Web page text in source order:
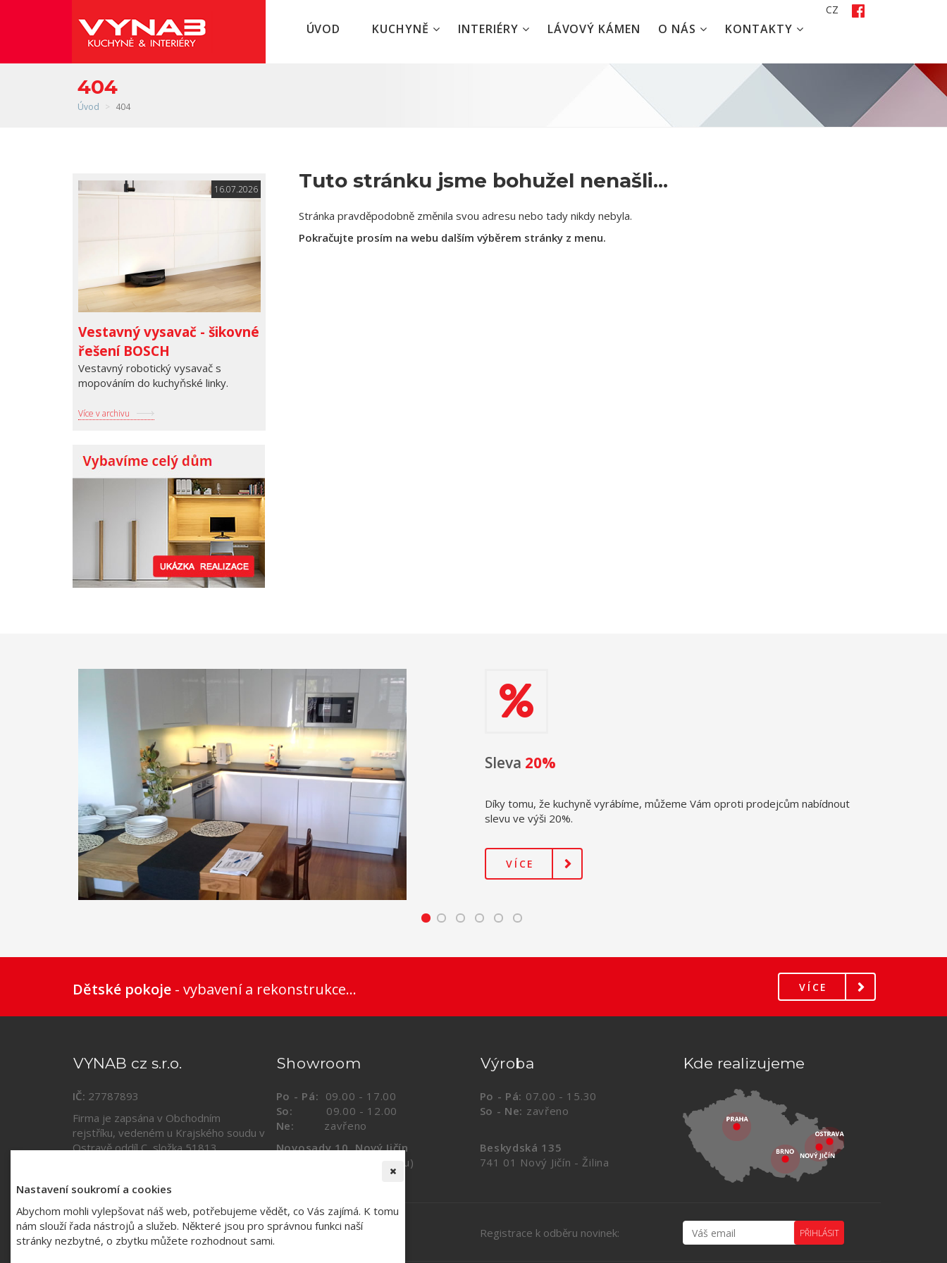
Nastavení soukromí a cookies
Abychom mohli vylepšovat náš web, potřebujeme vědět, co Vás zajímá. K tomu
nám slouží řada nástrojů a služeb. Některé jsou pro správnou funkci naší
stránky nezbytné, o zbytku můžete rozhodnout sami.
ÚVOD KUCHYNĚ INTERIÉRY LÁVOVÝ KÁMEN O NÁS KONTAKTY
CZ
404
Úvod 404
16.07.2026
Vestavný vysavač - šikovné
řešení BOSCH
Vestavný robotický vysavač s
mopováním do kuchyňské linky.
Více v archivu
Tuto stránku jsme bohužel nenašli...
Stránka pravděpodobně změnila svou adresu nebo tady nikdy nebyla.
Pokračujte prosím na webu dalším výběrem stránky z menu.
Sleva 20%
Díky tomu, že kuchyně vyrábíme, můžeme Vám oproti prodejcům nabídnout
slevu ve výši 20%.
VÍCE
Dětské pokoje - vybavení a rekonstrukce... VÍCE
VYNAB cz s.r.o.
IČ: 27787893
Firma je zapsána v Obchodním
rejstříku, vedeném u Krajského soudu v
Ostravě oddíl C, složka51813.
Showroom
Po - Pá: 09.00 - 17.00
So: 09.00 - 12.00
Ne: zavřeno
Novosady 10, Nový Jičín
(vestibul Krytého bazénu)
Výroba
Po - Pá: 07.00 - 15.30
So - Ne: zavřeno
Beskydská 135
741 01 Nový Jičín - Žilina
Kde realizujeme
Registrace k odběru novinek: